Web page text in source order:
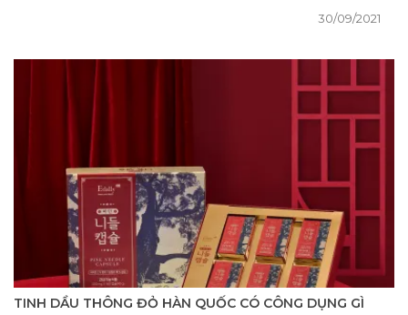
30/09/2021
TINH DẦU THÔNG ĐỎ HÀN QUỐC CÓ CÔNG DỤNG GÌ